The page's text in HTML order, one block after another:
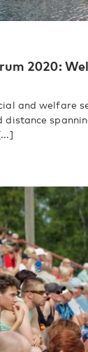
2020:
and welfare
distance